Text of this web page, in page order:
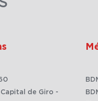
Capital de Giro -